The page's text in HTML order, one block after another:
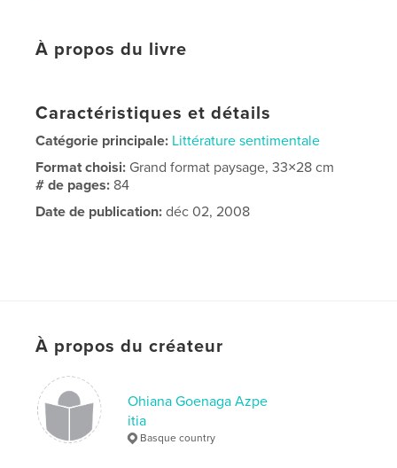
À propos du livre
Caractéristiques et détails
Catégorie principale: Littérature sentimentale
Format choisi: Grand format paysage, 33×28 cm
# de pages: 84
Date de publication: déc 02, 2008
À propos du créateur
Ohiana Goenaga Azpe
itia
Basque country